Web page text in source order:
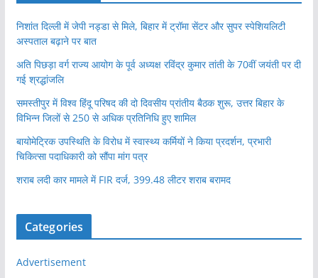
निशांत दिल्ली में जेपी नड्डा से मिले, बिहार में ट्रॉमा सेंटर और सुपर स्पेशियलिटी
अस्पताल बढ़ाने पर बात
अति पिछड़ा वर्ग राज्य आयोग के पूर्व अध्यक्ष रविंद्र कुमार तांती के 70वीं जयंती पर दी
गई श्रद्धांजलि
समस्तीपुर में विश्व हिंदू परिषद की दो दिवसीय प्रांतीय बैठक शुरू, उत्तर बिहार के
विभिन्न जिलों से 250 से अधिक प्रतिनिधि हुए शामिल
बायोमेट्रिक उपस्थिति के विरोध में स्वास्थ्य कर्मियों ने किया प्रदर्शन, प्रभारी
चिकित्सा पदाधिकारी को सौंपा मांग पत्र
शराब लदी कार मामले में FIR दर्ज, 399.48 लीटर शराब बरामद
Categories
Advertisement